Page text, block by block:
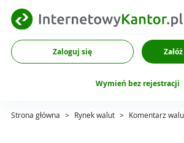
Zaloguj się
Wymień bez rejestracji
Strona główna > Rynek walut > Komentarz